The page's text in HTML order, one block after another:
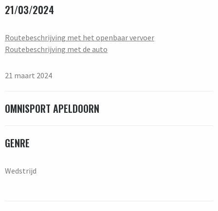
21/03/2024
Routebeschrijving met het openbaar vervoer
Routebeschrijving met de auto
21 maart 2024
OMNISPORT APELDOORN
GENRE
Wedstrijd